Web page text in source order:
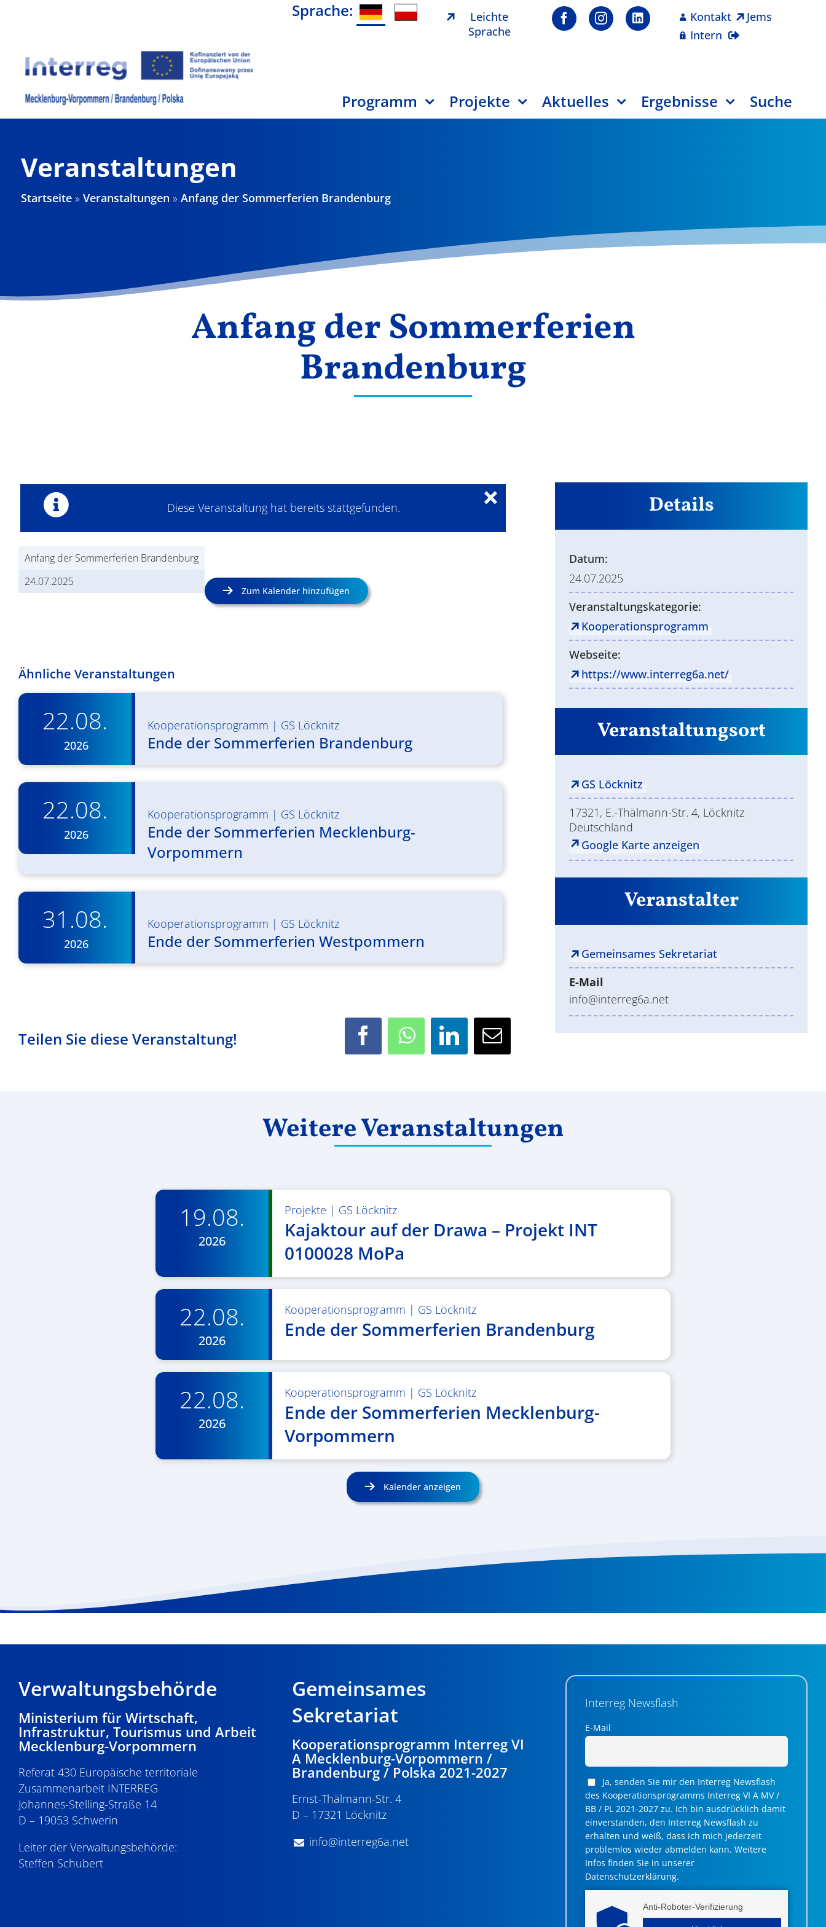
Sprache:
Leichte
Sprache
Kontakt
Jems
Intern
Programm Projekte Aktuelles Ergebnisse Suche
Veranstaltungen
Startseite »Veranstaltungen »Anfang der Sommerferien Brandenburg
Anfang der Sommerferien
Brandenburg
Diese Veranstaltung hat bereits stattgefunden.
×
Anfang der Sommerferien Brandenburg
24.07.2025
Zum Kalender hinzufügen
Ähnliche Veranstaltungen
22.08.
2026
Kooperationsprogramm | GS Löcknitz
Ende der Sommerferien Brandenburg
22.08.
2026
Kooperationsprogramm | GS Löcknitz
Ende der Sommerferien Mecklenburg-
Vorpommern
31.08.
2026
Kooperationsprogramm | GS Löcknitz
Ende der Sommerferien Westpommern
Teilen Sie diese Veranstaltung! Facebook WhatsApp LinkedIn
E-
Details
Datum:
24.07.2025
Veranstaltungskategorie:
Kooperationsprogramm
Webseite:
https://www.interreg6a.net/
Veranstaltungsort
GS Löcknitz
17321, E.-Thälmann-Str. 4, Löcknitz
Deutschland
Google Karte anzeigen
Veranstalter
Gemeinsames Sekretariat
E-Mail
info@interreg6a.net
Weitere Veranstaltungen
19.08.
2026
Projekte | GS Löcknitz
Kajaktour auf der Drawa – Projekt INT
0100028 MoPa
22.08.
2026
Kooperationsprogramm | GS Löcknitz
Ende der Sommerferien Brandenburg
22.08.
2026
Kooperationsprogramm | GS Löcknitz
Ende der Sommerferien Mecklenburg-
Vorpommern
Kalender anzeigen
Verwaltungsbehörde
Ministerium für Wirtschaft,
Infrastruktur, Tourismus und Arbeit
Mecklenburg-Vorpommern
Referat 430 Europäische territoriale
Zusammenarbeit INTERREG
Johannes-Stelling-Straße 14
D – 19053 Schwerin
Leiter der Verwaltungsbehörde:
Steffen Schubert
Gemeinsames
Sekretariat
Kooperationsprogramm Interreg VI
A Mecklenburg-Vorpommern /
Brandenburg / Polska 2021-2027
Ernst-Thälmann-Str. 4
D – 17321 Löcknitz
info@interreg6a.net
Interreg Newsflash
E-Mail
Ja, senden Sie mir den Interreg Newsflash
des Kooperationsprogramms Interreg VI A MV /
BB / PL 2021-2027 zu. Ich bin ausdrücklich damit
einverstanden, den Interreg Newsflash zu
erhalten und weiß, dass ich mich jederzeit
problemlos wieder abmelden kann. Weitere
Infos finden Sie in unserer
Datenschutzerklärung.
Anti-Roboter-Verifizierung